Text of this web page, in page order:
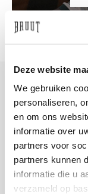
Deze website
We gebruiken
personaliseren,
en om ons
informatie over
partners voor
partners kunnen
informatie die u
verzameld op
+31 23 205
info@bruut.nl
Contact
Open 11:00 -
OPENINGSTIJDEN